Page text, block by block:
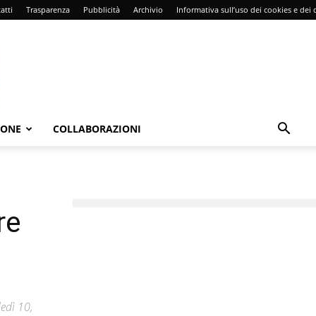
Trasparenza Pubblicità Archivio Informativa sull’uso dei cookies e dei
COLLABORAZIONI
10,